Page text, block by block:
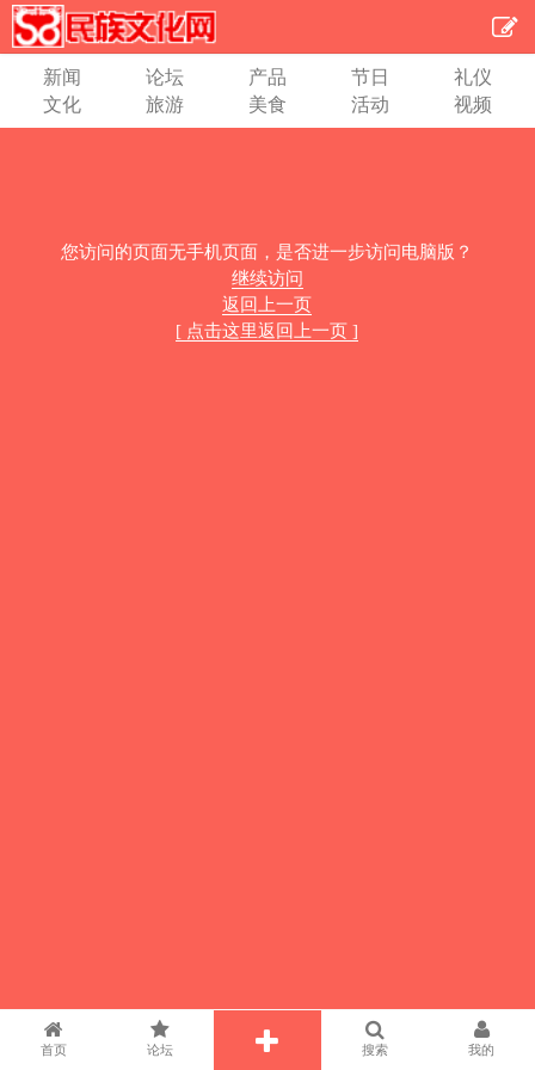
新闻 论坛 产品 节日
礼仪
文化
旅游 美食 活动 视频
您访问的页面无手机页面，是否进一步访问电脑版？
继续访问
返回上一页
[ 点击这里返回上一页 ]
首页 论坛 搜索 我的